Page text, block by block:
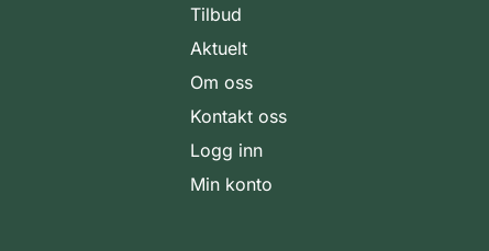
Tilbud
Aktuelt
Om oss
Kontakt oss
Logg inn
Min konto